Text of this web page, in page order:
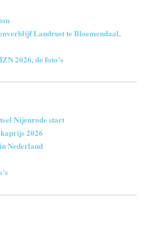
Landrust te Bloemendaal,
2026, de foto’s
Nijenrode start
2026
Nederland